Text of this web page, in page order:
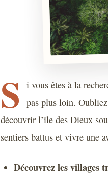
S
i vous êtes à la
pas plus loin.
découvrir l’île des Dieux
sentiers battus et vivre une
Découvrez les villages